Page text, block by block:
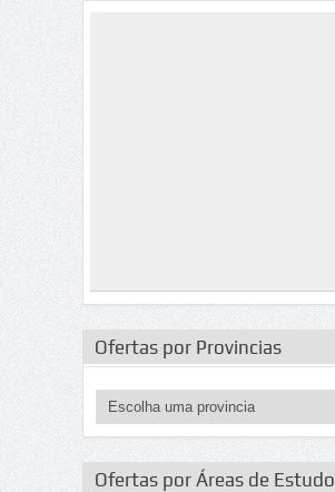
Ofertas por Provincias
Ofertas por Áreas de Estudo